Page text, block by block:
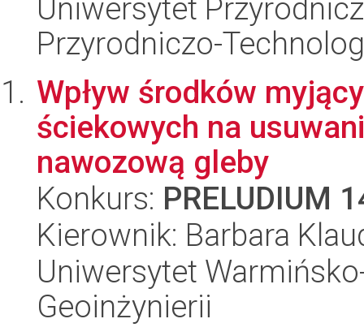
Uniwersytet
Przyrodniczo-
Wpływ środków
ściekowych na
nawozową gleby
Konkurs: PRELUDIUM
Kierownik: Barbara
Uniwersytet
Geoinżynierii